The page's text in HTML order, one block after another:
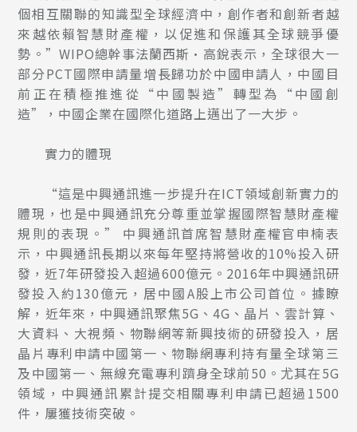
個相互關聯的知識型全球經濟中，創作者和創新者越
來越依賴智慧財產權，以促進和保護其全球競爭優
勢。”WIPO總幹事法蘭西斯·高銳表示，全球很大一
部分PCT國際申請量增長歸功於中國申請人，中國目
前正在積極推進從“中國製造”轉型為“中國創
造”，中國企業在國際化道路上邁出了一大步。
實力的體現
“這是中興通訊進一步提升在ICT領域創新實力的
體現，也是中興通訊充分尊重並掌握國際智慧財產權
規則的表現。” 中興通訊首席智慧財產權官申楠表
示，中興通訊長期以來每年堅持將營收的10%投入研
發，近7年研發投入超過600億元。2016年中興通訊研
發投入約130億元，居中國A股上市公司首位。據瞭
解，近年來，中興通訊聚焦5G、4G、晶片、雲計算、
大資料、大視頻、物聯網等新興技術的研發投入，居
晶片專利申請中國第一、物聯網專利持有量全球第三
及中國第一、無線充電專利躋身全球前50。尤其在5G
領域，中興通訊累計提交相關專利申請已超過1500
件，屢獲技術突破。